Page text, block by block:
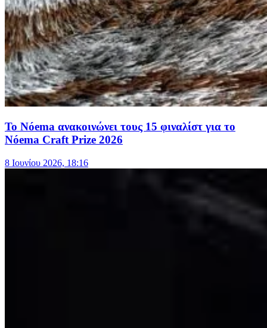
Το Nóema ανακοινώνει τους 15 φιναλίστ για το
Nóema Craft Prize 2026
8 Ιουνίου 2026, 18:16